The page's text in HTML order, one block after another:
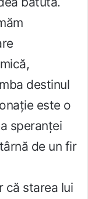
destinul
este o
speranței
de un fir
că starea lui